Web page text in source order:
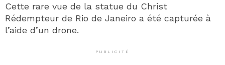
Cette rare vue de la statue du Christ
Rédempteur de Rio de Janeiro a été capturée à
l’aide d’un drone.
PUBLICITÉ